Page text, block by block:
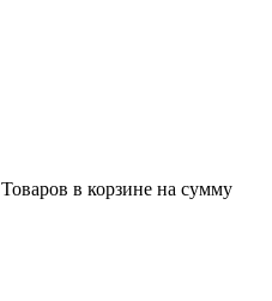
Товаров в корзине на сумму